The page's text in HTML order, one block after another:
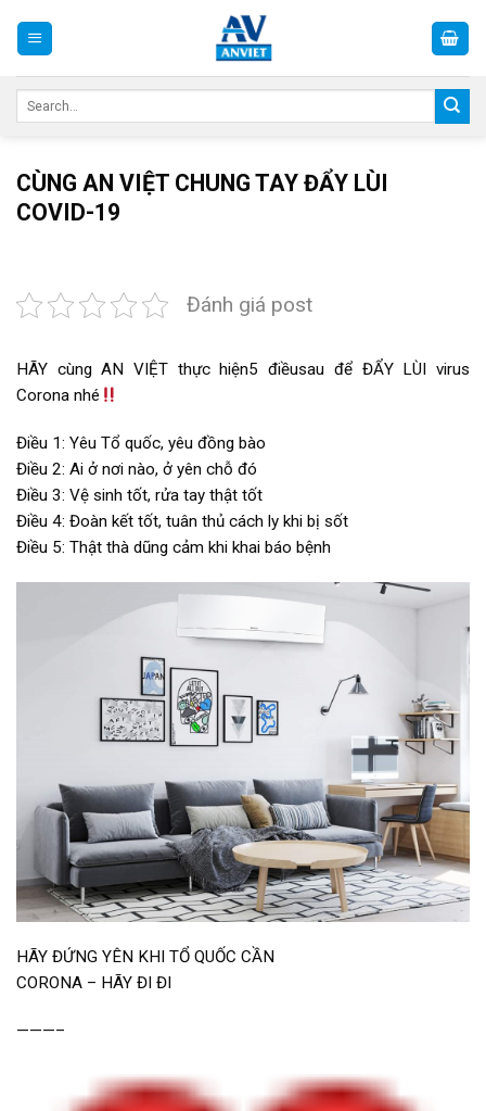
CÙNG AN VIỆT CHUNG TAY ĐẨY LÙI
COVID-19
Đánh giá post
HÃY cùng AN VIỆT thực hiện5 điềusau để ĐẨY LÙI virus
Corona nhé
Điều 1: Yêu Tổ quốc, yêu đồng bào
Điều 2: Ai ở nơi nào, ở yên chỗ đó
Điều 3: Vệ sinh tốt, rửa tay thật tốt
Điều 4: Đoàn kết tốt, tuân thủ cách ly khi bị sốt
Điều 5: Thật thà dũng cảm khi khai báo bệnh
HÃY ĐỨNG YÊN KHI TỔ QUỐC CẦN
CORONA – HÃY ĐI ĐI
———–